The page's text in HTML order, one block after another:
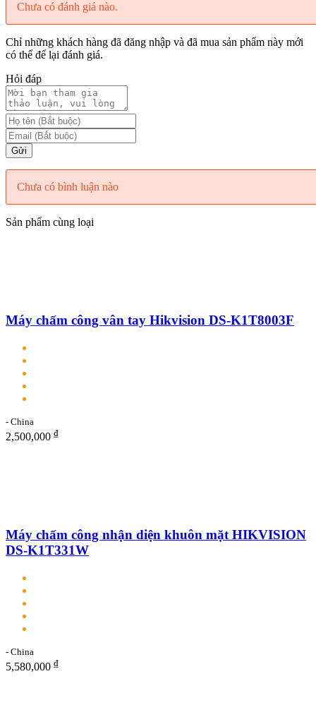
Chưa có đánh giá nào.
Chỉ những khách hàng đã đăng nhập và đã mua sản phẩm này mới
có thể để lại đánh giá.
Hỏi đáp
Gửi
Chưa có bình luận nào
Sản phẩm cùng loại
Máy chấm công vân tay Hikvision DS-K1T8003F
- China
2,500,000 ₫
Máy chấm công nhận diện khuôn mặt HIKVISION
DS-K1T331W
- China
5,580,000 ₫